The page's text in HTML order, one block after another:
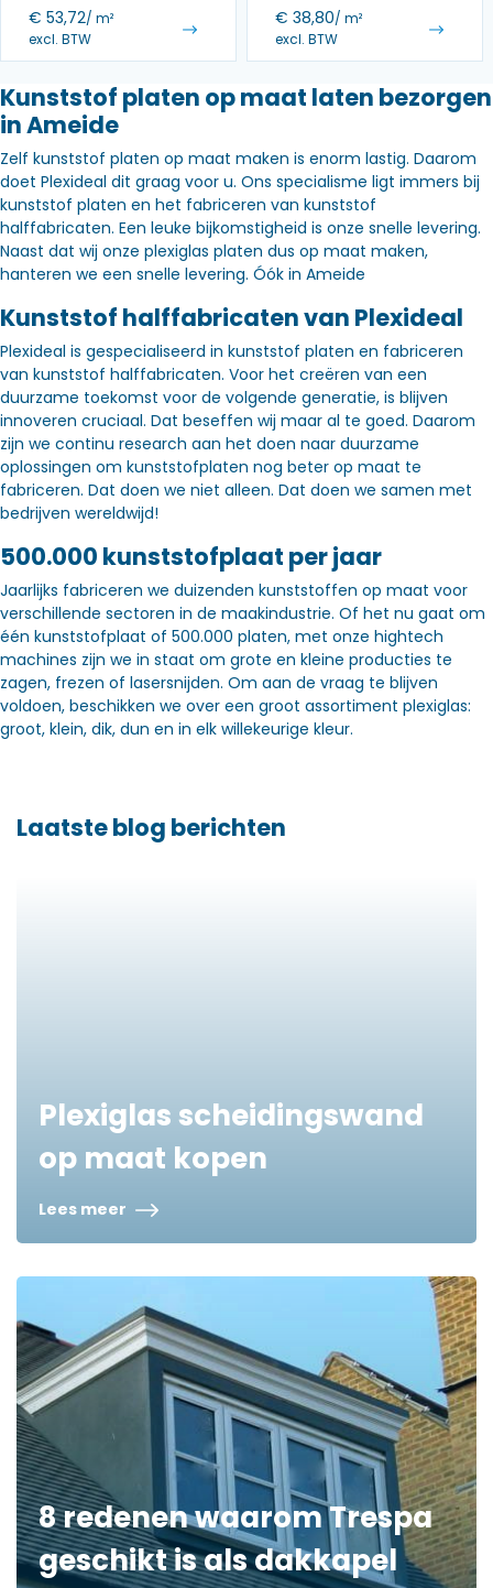
€ 53,72/ m²
excl. BTW
€ 38,80/ m²
excl. BTW
Kunststof platen op maat laten bezorgen
in Ameide
Zelf kunststof platen op maat maken is enorm lastig. Daarom
doet Plexideal dit graag voor u. Ons specialisme ligt immers bij
kunststof platen en het fabriceren van kunststof
halffabricaten. Een leuke bijkomstigheid is onze snelle levering.
Naast dat wij onze plexiglas platen dus op maat maken,
hanteren we een snelle levering. Óók in Ameide
Kunststof halffabricaten van Plexideal
Plexideal is gespecialiseerd in kunststof platen en fabriceren
van kunststof halffabricaten. Voor het creëren van een
duurzame toekomst voor de volgende generatie, is blijven
innoveren cruciaal. Dat beseffen wij maar al te goed. Daarom
zijn we continu research aan het doen naar duurzame
oplossingen om kunststofplaten nog beter op maat te
fabriceren. Dat doen we niet alleen. Dat doen we samen met
bedrijven wereldwijd!
500.000 kunststofplaat per jaar
Jaarlijks fabriceren we duizenden kunststoffen op maat voor
verschillende sectoren in de maakindustrie. Of het nu gaat om
één kunststofplaat of 500.000 platen, met onze hightech
machines zijn we in staat om grote en kleine producties te
zagen, frezen of lasersnijden. Om aan de vraag te blijven
voldoen, beschikken we over een groot assortiment plexiglas:
groot, klein, dik, dun en in elk willekeurige kleur.
Laatste blog berichten
Plexiglas scheidingswand
op maat kopen
Lees meer
8 redenen waarom Trespa
geschikt is als dakkapel